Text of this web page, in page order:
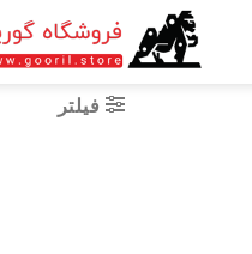
فیلتر